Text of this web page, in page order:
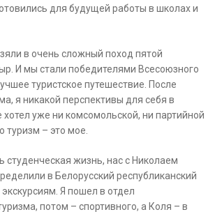
для будущей работы в школах и
в очень сложный поход пятой
И мы стали победителями Всесоюзного
туристское путешествие. После
я никакой перспективы для себя в
уже ни комсомольской, ни партийной
туризм – это мое.
студенческая жизнь, нас с Николаем
в Белорусский республиканский
Я пошел в отдел
потом – спортивного, а Коля – в